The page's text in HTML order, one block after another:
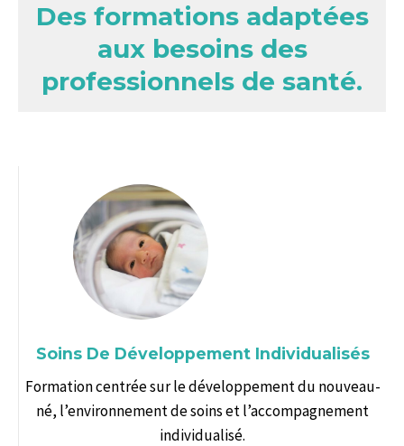
Des formations adaptées
aux besoins des
professionnels de santé.
Soins De Développement Individualisés
Formation centrée sur le développement du nouveau-
né, l’environnement de soins et l’accompagnement
individualisé.